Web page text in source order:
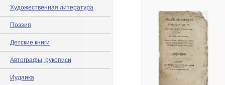
Художественная литература
Поэзия
Детские книги
Автографы, рукописи
Иудаика